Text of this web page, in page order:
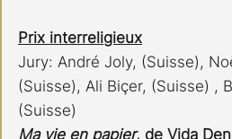
Prix interreligieux
Jury: André Joly, (Suisse),
(Suisse), Ali Biçer, (Suisse) ,
(Suisse)
Ma vie en papier, de Vida